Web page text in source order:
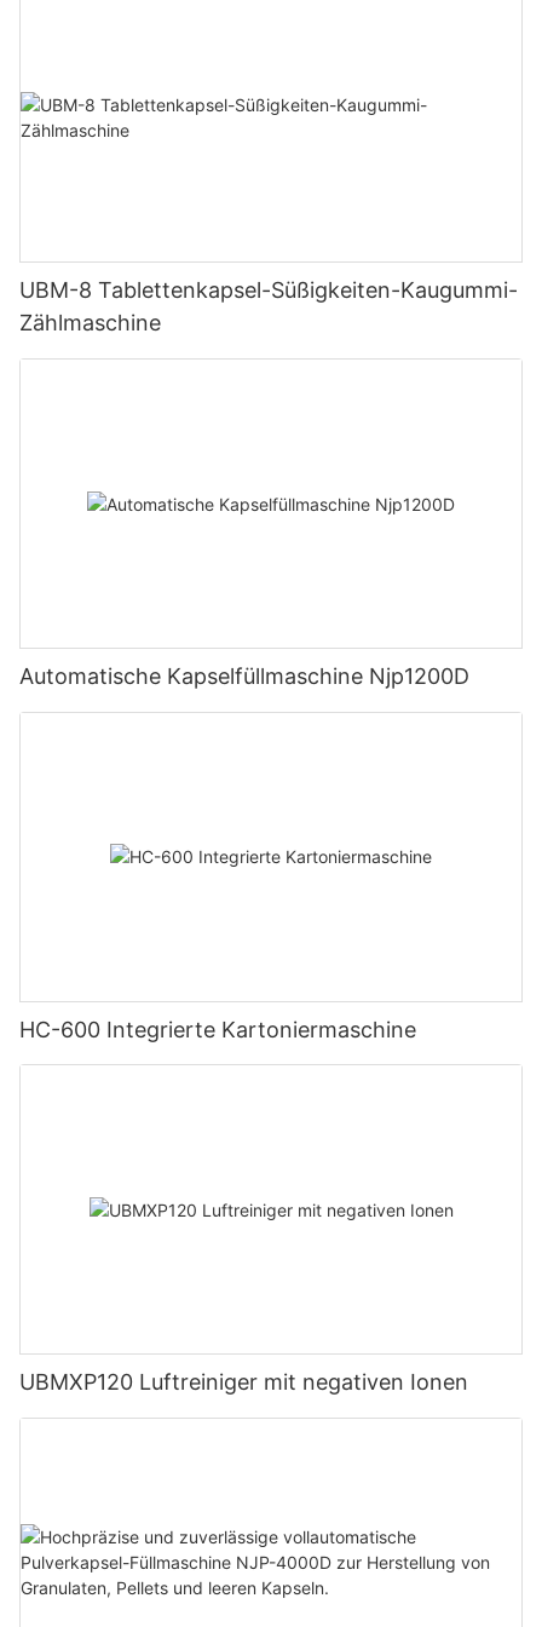
UBM-8 Tablettenkapsel-Süßigkeiten-Kaugummi-
Zählmaschine
Automatische Kapselfüllmaschine Njp1200D
HC-600 Integrierte Kartoniermaschine
UBMXP120 Luftreiniger mit negativen Ionen